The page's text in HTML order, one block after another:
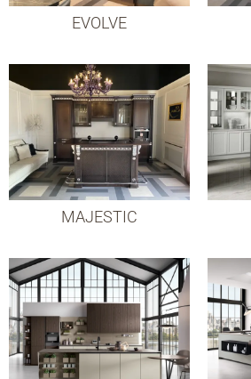
EVOLVE
MAJESTIC